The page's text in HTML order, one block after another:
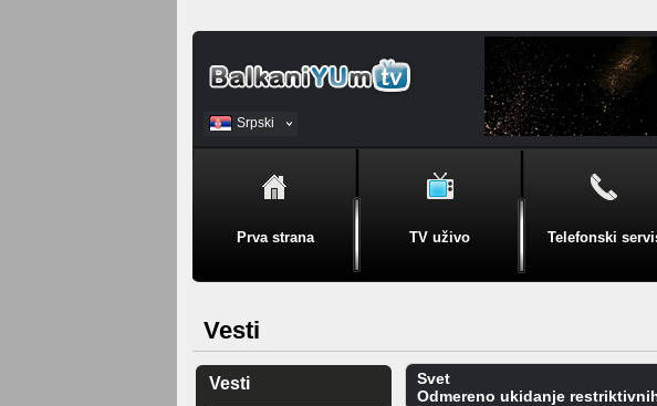
Srpski
BiH
Prva strana TV uživo Telefonski
Vesti
Vesti
Svet
Odmereno ukidanje